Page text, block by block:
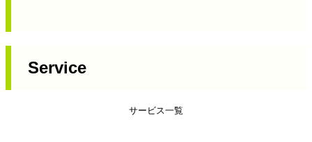
Service
サービス一覧